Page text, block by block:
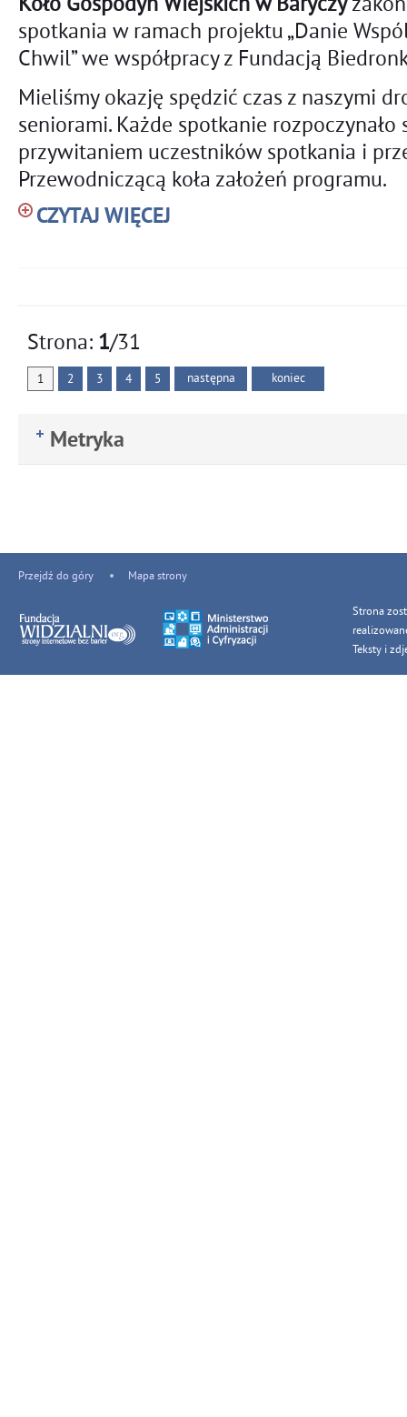
spotkania w ramach projektu „Danie
Chwil” we współpracy z Fundacją
Mieliśmy okazję spędzić czas z naszymi
seniorami. Każde spotkanie rozpoczynało
przywitaniem uczestników spotkania i
Przewodniczącą koła założeń programu.
CZYTAJ WIĘCEJ
Strona: 1/31
1 2 3 4 5 następna koniec
Metryka
Przejdź do góry Mapa strony
Strona
Teksty i